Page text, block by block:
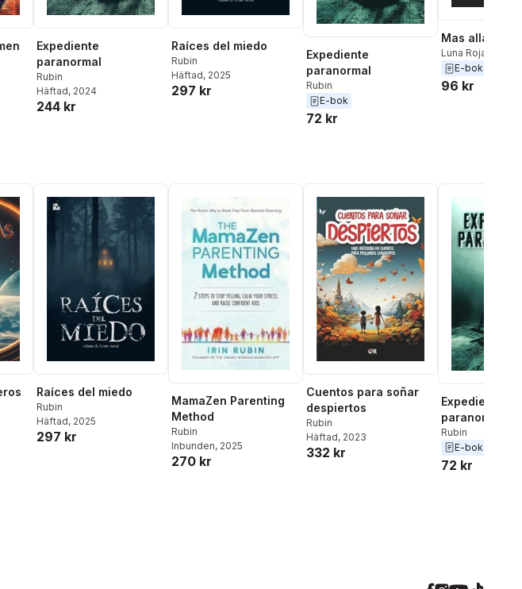
Expediente
paranormal
Rubin
Häftad, 2024
244 kr
Raíces del miedo
Rubin
Häftad, 2025
297 kr
Expediente
paranormal
Rubin
E-bok
72 kr
Mas alla del
Luna Roja
E-bok
96 kr
Raíces del miedo
Rubin
Häftad, 2025
297 kr
MamaZen Parenting
Method
Rubin
Inbunden, 2025
270 kr
Cuentos para soñar
despiertos
Rubin
Häftad, 2023
332 kr
Expediente
paranormal
Rubin
E-bok
72 kr